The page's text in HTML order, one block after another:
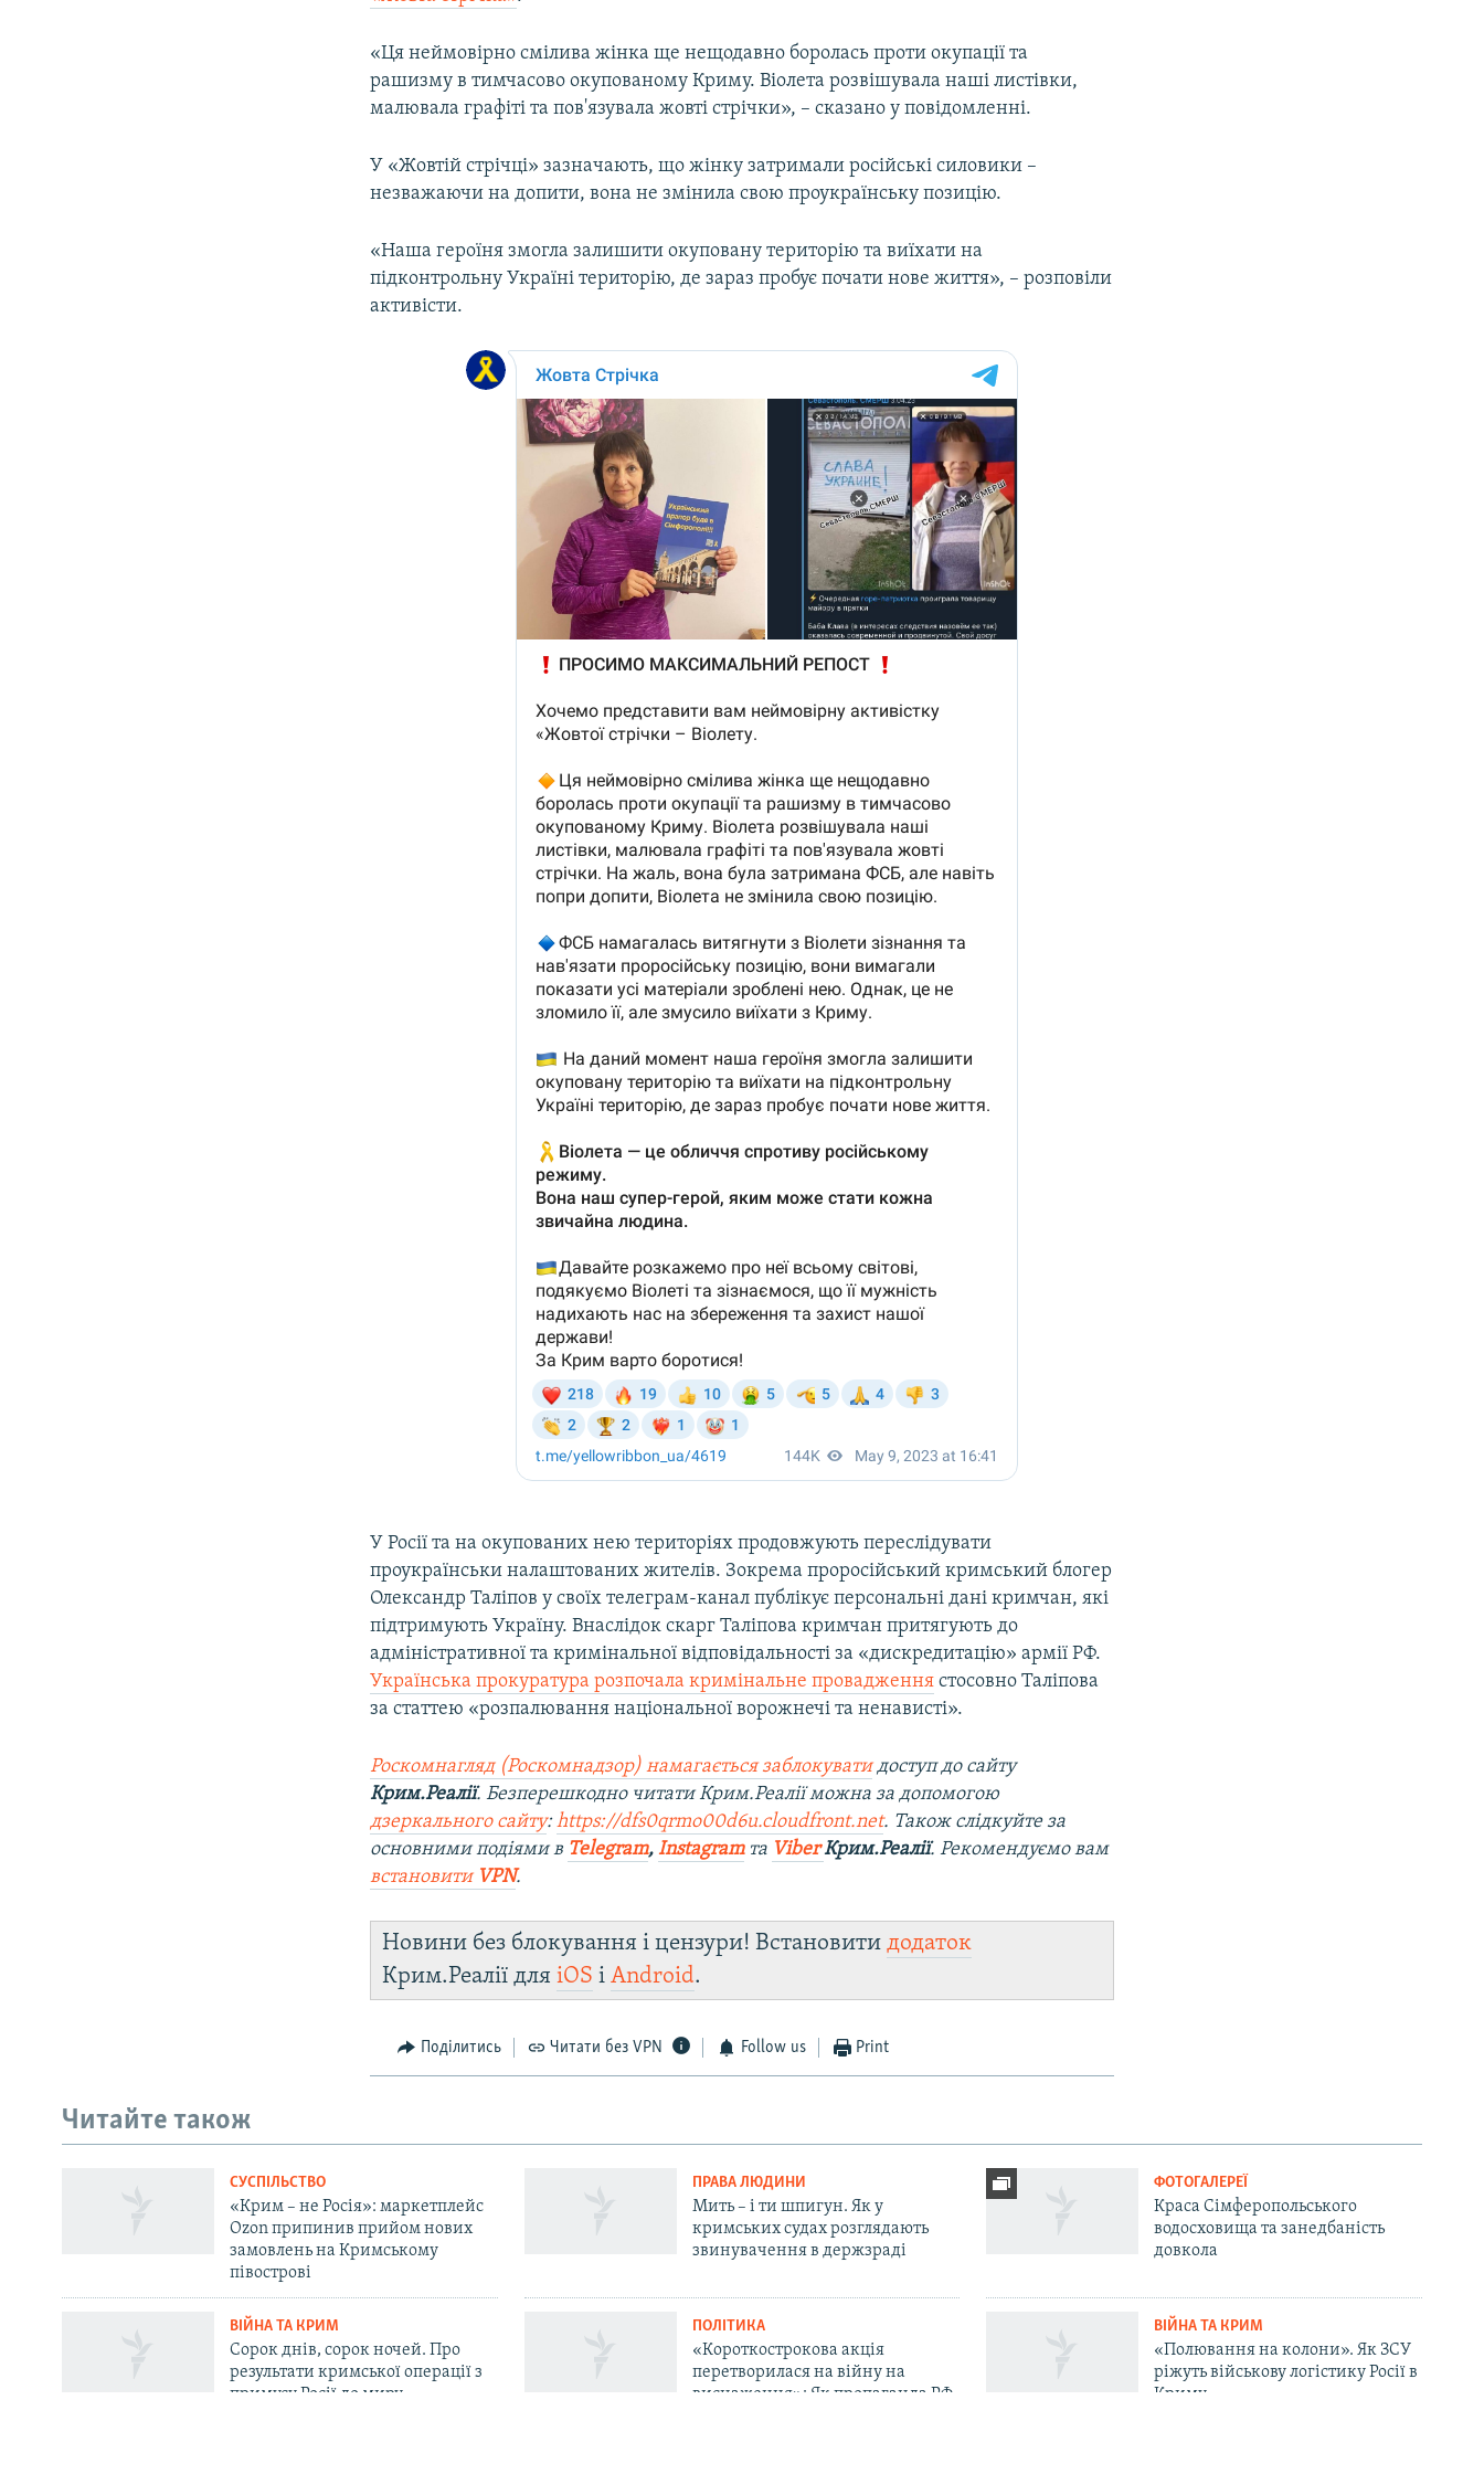
Qırımtatar
«Ця неймовірно смілива жінка ще нещодавно боролась проти окупації та
рашизму в тимчасово окупованому Криму. Віолета розвішувала наші листівки,
малювала графіті та пов'язувала жовті стрічки», – сказано у повідомленні.
У «Жовтій стрічці» зазначають, що жінку затримали російські силовики –
незважаючи на допити, вона не змінила свою проукраїнську позицію.
«Наша героїня змогла залишити окуповану територію та виїхати на
підконтрольну Україні територію, де зараз пробує почати нове життя», – розповіли
активісти.
У Росії та на окупованих нею територіях продовжують переслідувати
проукраїнськи налаштованих жителів. Зокрема проросійський кримський блогер
Олександр Таліпов у своїх телеграм-канал публікує персональні дані кримчан, які
підтримують Україну. Внаслідок скарг Таліпова кримчан притягують до
адміністративної та кримінальної відповідальності за «дискредитацію» армії РФ.
Українська прокуратура розпочала кримінальне провадження стосовно Таліпова
за статтею «розпалювання національної ворожнечі та ненависті».
Роскомнагляд (Роскомнадзор) намагається заблокуватидоступ до сайту
Крим.Реалії. Безперешкодно читати Крим.Реалії можна за допомогою
дзеркального сайту:https://dfs0qrmo00d6u.cloudfront.net. Також слідкуйте за
основними подіями в Telegram,Instagramта ViberКрим.Реалії. Рекомендуємо вам
встановити VPN.
Новини без блокування і цензури! Встановитидодаток
Крим.Реалії дляiOS іAndroid.
Поділитись Читати без VPN Follow us Print
Читайте також
СУСПІЛЬСТВО
«Крим – не Росія»: маркетплейс
Ozon припинив прийом нових
замовлень на Кримському
півострові
ПРАВА ЛЮДИНИ
Мить – і ти шпигун. Як у
кримських судах розглядають
звинувачення в держзраді
ФОТОГАЛЕРЕЇ
Краса Сімферопольського
водосховища та занедбаність
довкола
ВІЙНА ТА КРИМ
Сорок днів, сорок ночей. Про
результати кримської операції з
примусу Росії до миру
ПОЛІТИКА
«Короткострокова акція
перетворилася на війну на
виснаження»: Як пропаганда РФ
ВІЙНА ТА КРИМ
«Полювання на колони». Як ЗСУ
ріжуть військову логістику Росії в
Криму